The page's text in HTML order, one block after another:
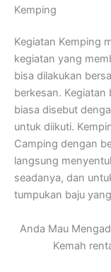
Kemping
Kegiatan Kemping
kegiatan yang
bisa dilakukan
berkesan. Kegiatan
biasa disebut
untuk diikuti.
Camping dengan
langsung
seadanya, dan
tumpukan baju
Anda Mau
Kemah